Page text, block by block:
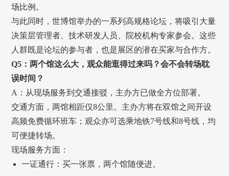
场比例。
与此同时，世博馆举办的一系列高规格论坛，将吸引大量
决策层管理者、技术研发人员、院校机构专家参会。这些
人群既是论坛的参与者，也是展区的潜在买家与合作方。
Q5：两个馆这么大，观众能逛得过来吗？会不会转场耽
误时间？
A：从现场服务到交通接驳，主办方已做全方位部署。
交通方面，两馆相距仅8公里。主办方将在双馆之间开设
高频免费循环班车；观众亦可选乘地铁7号线和8号线，均
可便捷转场。
现场服务方面：
一证通行：买一张票，两个馆随便进。